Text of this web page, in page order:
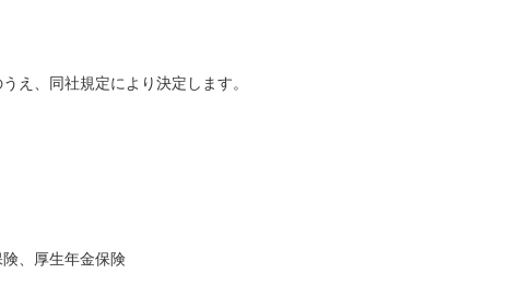
え、同社規定により決定します。
、厚生年金保険